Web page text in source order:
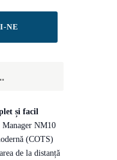
NE
și facil
Manager NM10
(COTS)
de la distanță